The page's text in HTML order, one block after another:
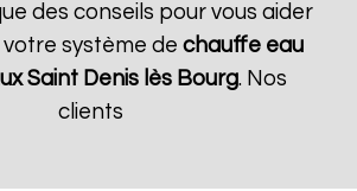
des conseils pour vous aider
système de chauffe eau
Saint Denis lès Bourg. Nos
clients